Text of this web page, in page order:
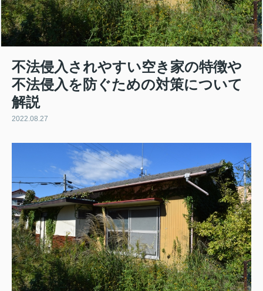
不法侵入されやすい空き家の特徴や
不法侵入を防ぐための対策について
解説
2022.08.27